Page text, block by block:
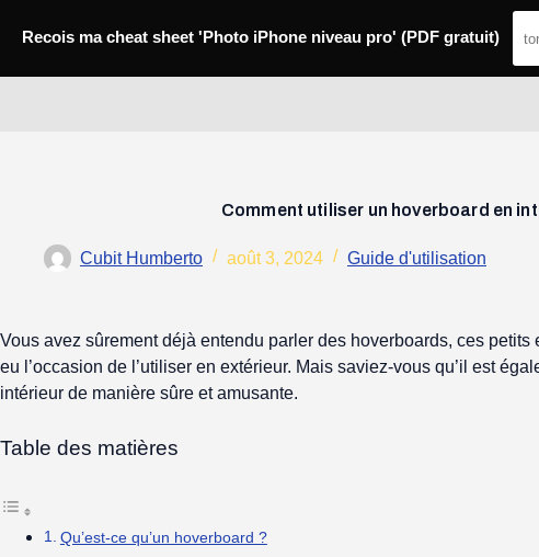
Comment utiliser un hoverboard en
Cubit Humberto août 3, 2024 Guide d'utilisation
Vous avez sûrement déjà entendu parler des hoverboards, ces
eu l’occasion de l’utiliser en extérieur. Mais saviez-vous qu’il est
intérieur de manière sûre et amusante.
Table des matières
Qu’est-ce qu’un hoverboard ?
Recois ma cheat sheet 'Photo iPhone niveau pro' (PDF gratuit)